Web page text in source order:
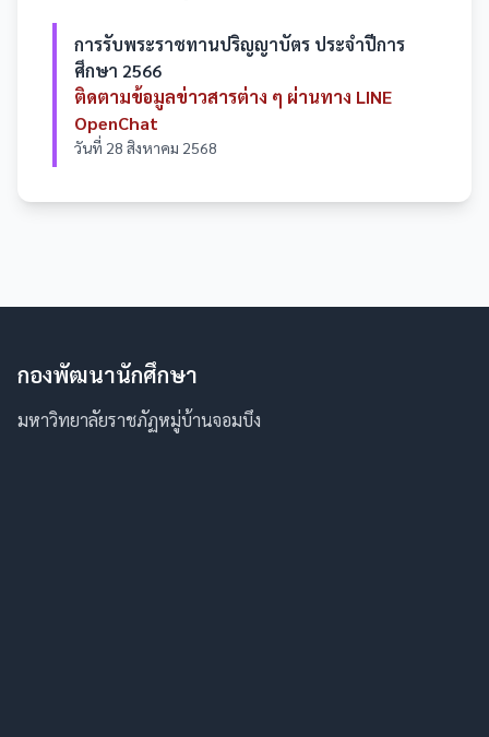
การรับพระราชทานปริญญาบัตร ประจำปีการ
ศึกษา 2566
ติดตามข้อมูลข่าวสารต่าง ๆ ผ่านทาง LINE
OpenChat
วันที่ 28 สิงหาคม 2568
กองพัฒนานักศึกษา
มหาวิทยาลัยราชภัฏหมู่บ้านจอมบึง